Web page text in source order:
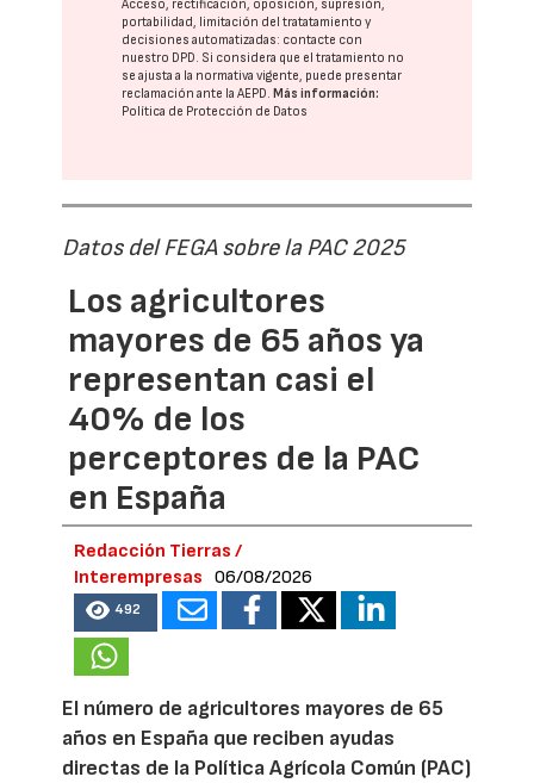
Acceso, rectificación, oposición, supresión,
portabilidad, limitación del tratatamiento y
decisiones automatizadas: contacte con
nuestro DPD. Si considera que el tratamiento no
se ajusta a la normativa vigente, puede presentar
reclamación ante laAEPD. Más información:
Política de Protección de Datos
Datos del FEGA sobre la PAC 2025
Los agricultores
mayores de 65 años ya
representan casi el
40% de los
perceptores de la PAC
en España
Redacción Tierras /
Interempresas
06/08/2026
492
El número de agricultores mayores de 65
años en España que reciben ayudas
directas de la Política Agrícola Común (PAC)